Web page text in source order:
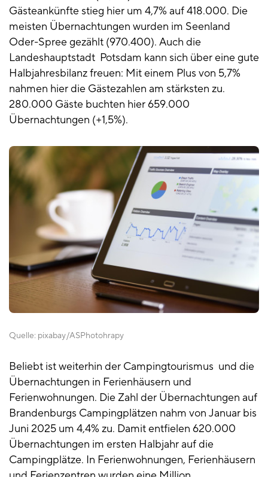
Gästeankünfte stieg hier um 4,7% auf 418.000. Die
meisten Übernachtungen wurden im Seenland
Oder-Spree gezählt (970.400). Auch die
Landeshauptstadt Potsdam kann sich über eine gute
Halbjahresbilanz freuen: Mit einem Plus von 5,7%
nahmen hier die Gästezahlen am stärksten zu.
280.000 Gäste buchten hier 659.000
Übernachtungen (+1,5%).
Quelle: pixabay ASPhotohrapy
Beliebt ist weiterhin der Campingtourismus und die
Übernachtungen in Ferienhäusern und
Ferienwohnungen. Die Zahl der Übernachtungen auf
Brandenburgs Campingplätzen nahm von Januar bis
Juni 2025 um 4,4% zu. Damit entfielen 620.000
Übernachtungen im ersten Halbjahr auf die
Campingplätze. In Ferienwohnungen, Ferienhäusern